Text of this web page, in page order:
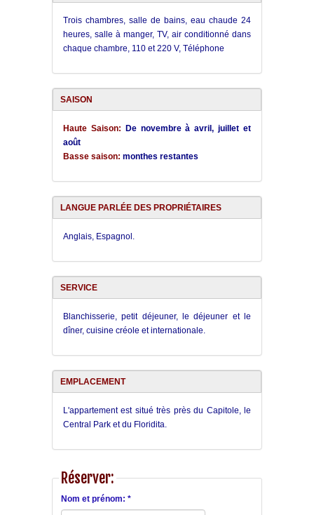
Trois chambres, salle de bains, eau chaude 24
heures, salle à manger, TV, air conditionné dans
chaque chambre, 110 et 220 V, Téléphone
SAISON
Haute Saison:
De novembre à avril, juillet et
août
Basse saison: monthes restantes
LANGUE PARLÉE DES PROPRIÉTAIRES
Anglais, Espagnol.
SERVICE
Blanchisserie, petit déjeuner, le déjeuner et le
dîner, cuisine créole et internationale.
EMPLACEMENT
L'appartement est situé très près du Capitole, le
Central Park et du Floridita.
Réserver:
Nom et prénom: *